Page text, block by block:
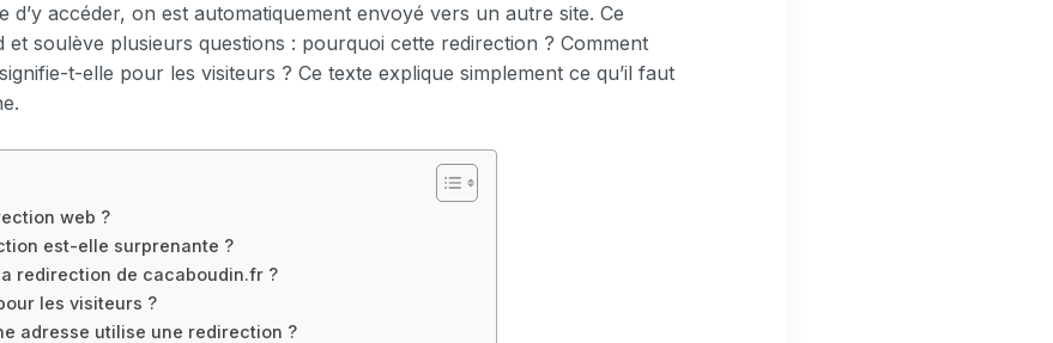
d’y accéder, on est automatiquement envoyé vers un autre site. Ce
soulève plusieurs questions : pourquoi cette redirection ? Comment
t-elle pour les visiteurs ? Ce texte explique simplement ce qu’il faut
web ?
est-elle surprenante ?
redirection de cacaboudin.fr ?
les visiteurs ?
adresse utilise une redirection ?